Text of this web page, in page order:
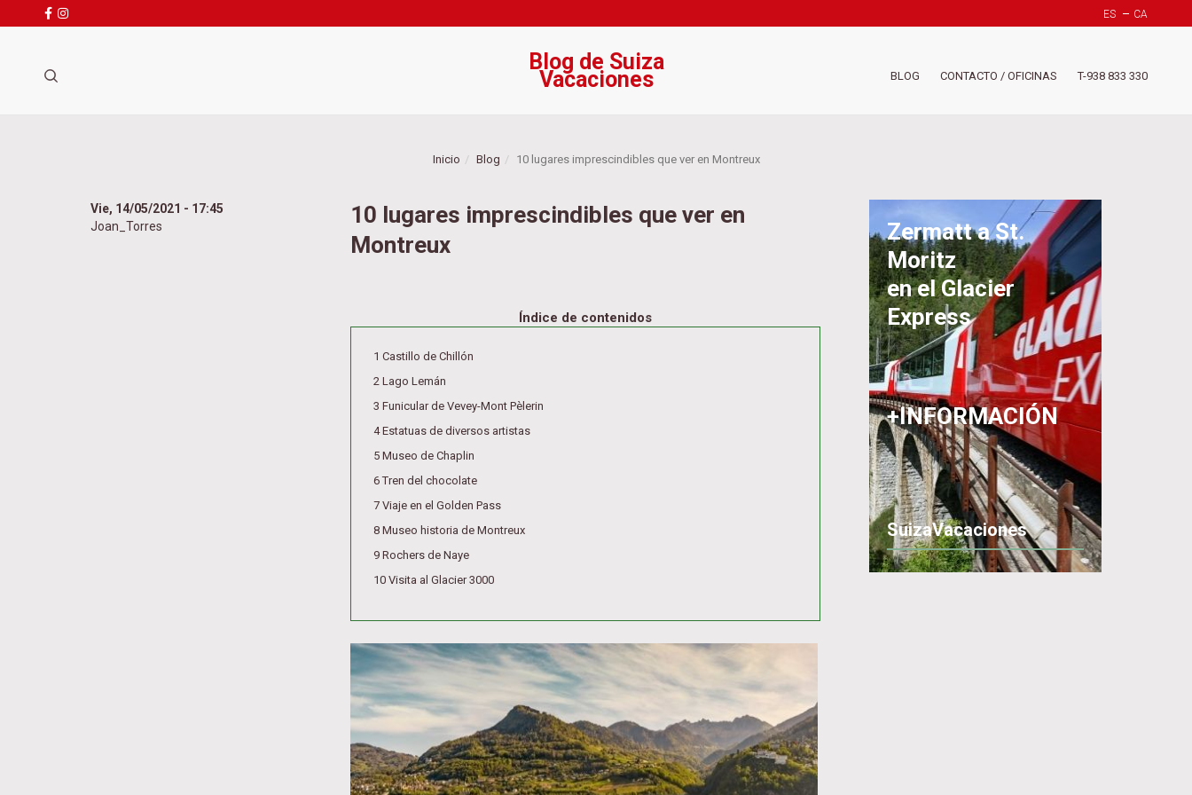
ES CA
Blog de Suiza
Vacaciones
Header
BLOG CONTACTO / OFICINAS T-938 833 330
Inicio Blog 10 lugares imprescindibles que ver en Montreux
Vie, 14/05/2021 - 17:45
Joan_Torres
10 lugares imprescindibles que ver en
Montreux
Índice de contenidos
1 Castillo de Chillón
2 Lago Lemán
3 Funicular de Vevey-Mont Pèlerin
4 Estatuas de diversos artistas
5 Museo de Chaplin
6 Tren del chocolate
7 Viaje en el Golden Pass
8 Museo historia de Montreux
9 Rochers de Naye
10 Visita al Glacier 3000
Zermatt a St.
Moritz
en el Glacier
Express
+INFORMACIÓN
SuizaVacaciones